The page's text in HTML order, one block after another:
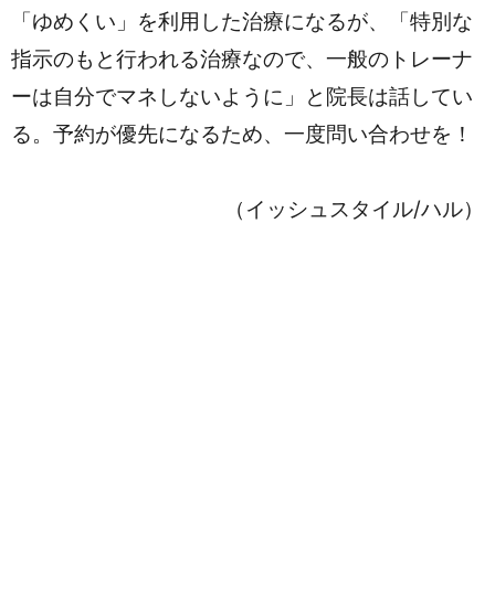
「ゆめくい」を利用した治療になるが、「特別な
指示のもと行われる治療なので、一般のトレーナ
ーは自分でマネしないように」と院長は話してい
る。予約が優先になるため、一度問い合わせを！
（イッシュスタイル/ハル）